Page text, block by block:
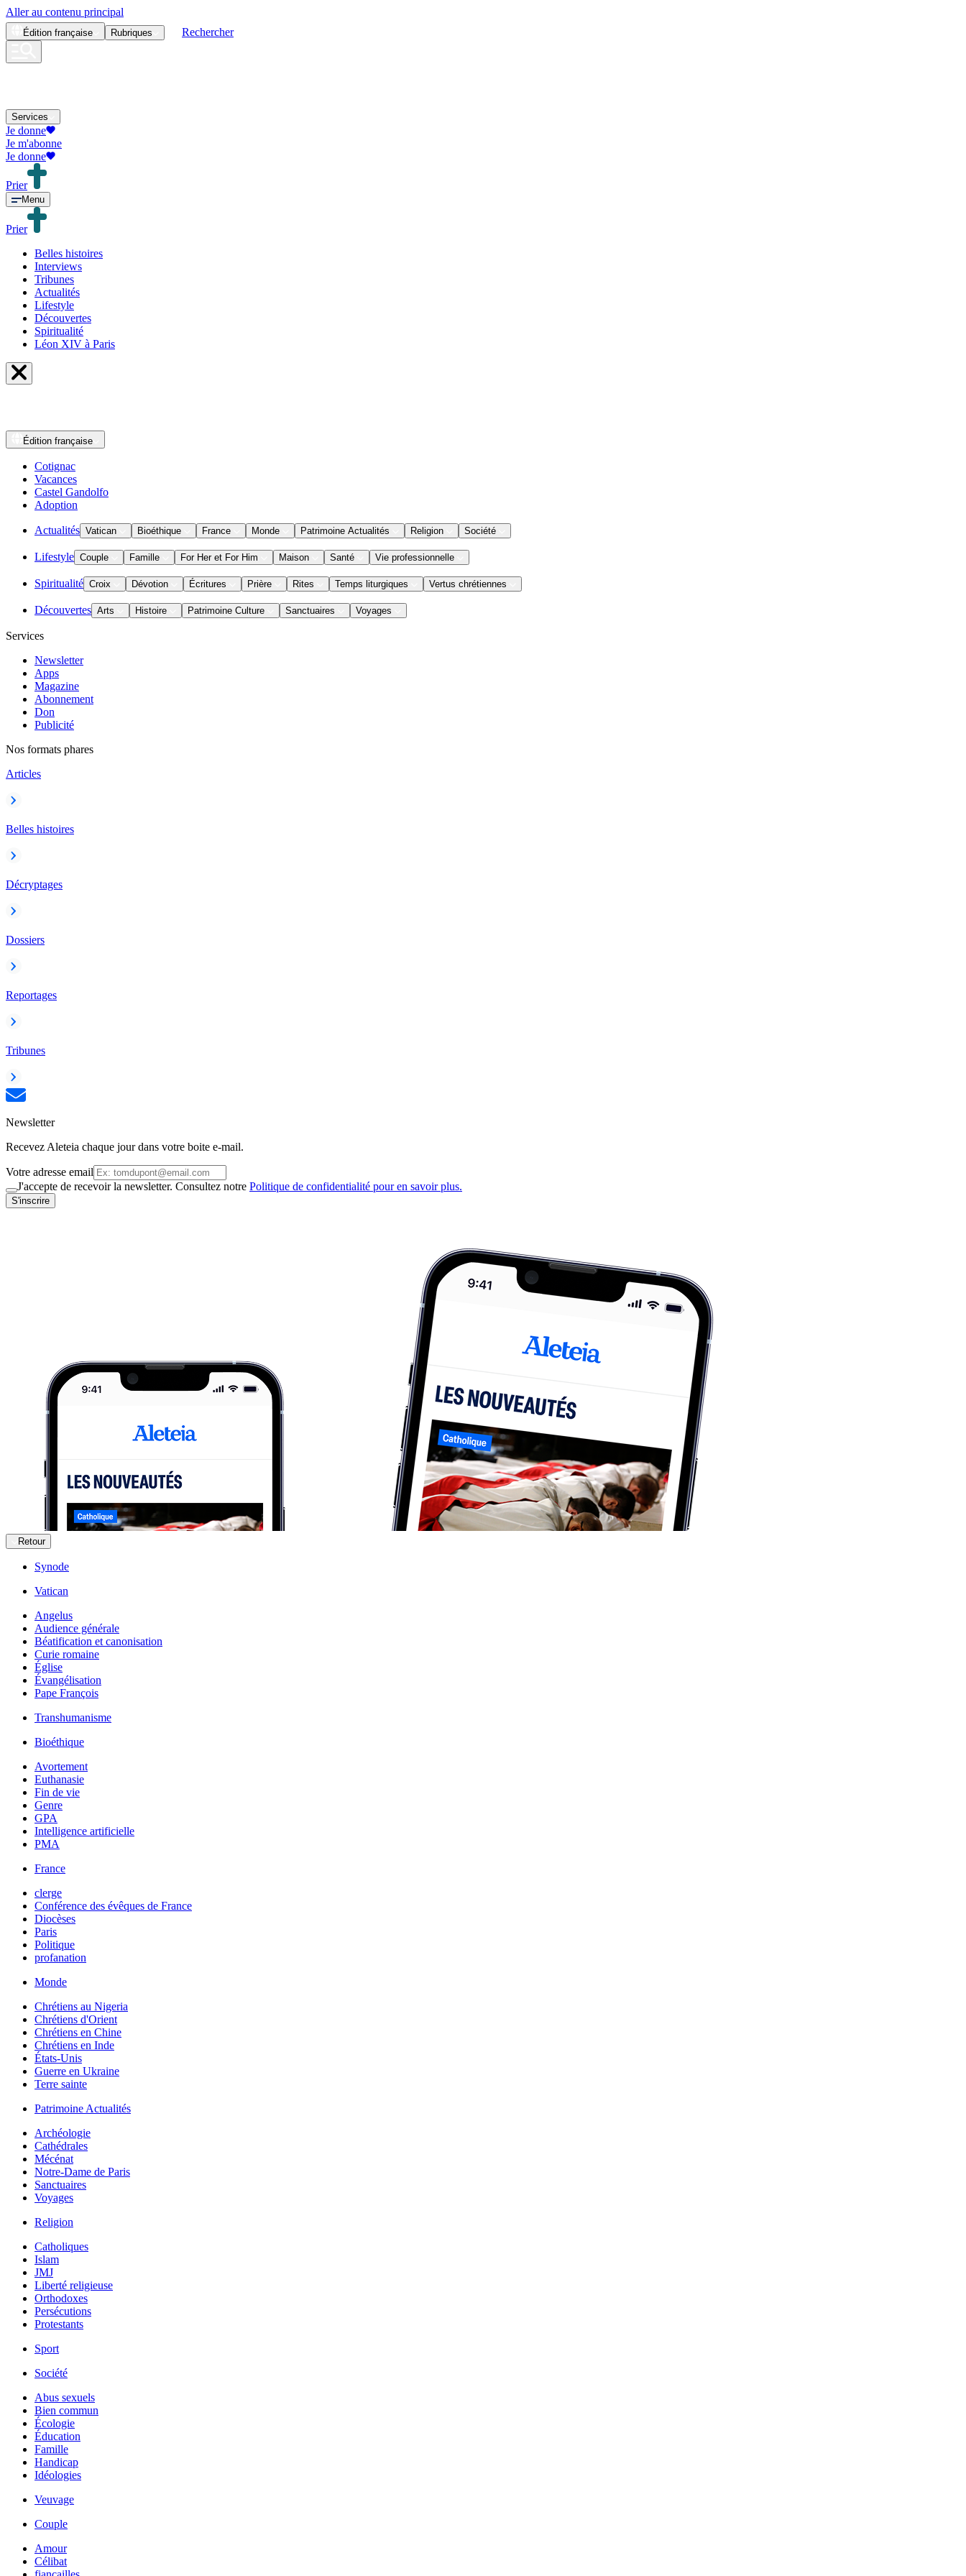
Aller au contenu principal
Édition française Rubriques Rechercher
Services
Je donne
Je m'abonne
Je donne
Prier
Menu
Prier
Belles histoires
Interviews
Tribunes
Actualités
Lifestyle
Découvertes
Spiritualité
Léon XIV à Paris
Édition française
Cotignac
Vacances
Castel Gandolfo
Adoption
Actualités Vatican Bioéthique France Monde Patrimoine Actualités Religion Société
Lifestyle Couple Famille For Her et For Him Maison Santé Vie professionnelle
Spiritualité Croix Dévotion Écritures Prière Rites Temps liturgiques Vertus chrétiennes
Découvertes Arts Histoire Patrimoine Culture Sanctuaires Voyages
Services
Newsletter
Apps
Magazine
Abonnement
Don
Publicité
Nos formats phares
Articles
Belles histoires
Décryptages
Dossiers
Reportages
Tribunes
Newsletter
Recevez Aleteia chaque jour dans votre boite e-mail.
Votre adresse email
J'accepte de recevoir la newsletter. Consultez notre Politique de confidentialité pour en savoir plus.
S'inscrire
Retour
Synode
Vatican
Angelus
Audience générale
Béatification et canonisation
Curie romaine
Église
Évangélisation
Pape François
Transhumanisme
Bioéthique
Avortement
Euthanasie
Fin de vie
Genre
GPA
Intelligence artificielle
PMA
France
clerge
Conférence des évêques de France
Diocèses
Paris
Politique
profanation
Monde
Chrétiens au Nigeria
Chrétiens d'Orient
Chrétiens en Chine
Chrétiens en Inde
États-Unis
Guerre en Ukraine
Terre sainte
Patrimoine Actualités
Archéologie
Cathédrales
Mécénat
Notre-Dame de Paris
Sanctuaires
Voyages
Religion
Catholiques
Islam
JMJ
Liberté religieuse
Orthodoxes
Persécutions
Protestants
Sport
Société
Abus sexuels
Bien commun
Écologie
Éducation
Famille
Handicap
Idéologies
Veuvage
Couple
Amour
Célibat